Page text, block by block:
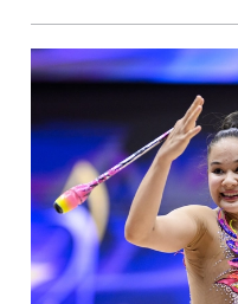
Schweizerinnen an